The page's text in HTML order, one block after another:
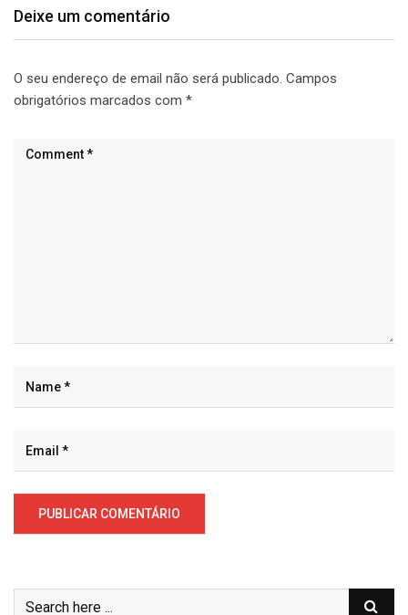
Deixe um comentário
O seu endereço de email não será publicado. Campos
obrigatórios marcados com *